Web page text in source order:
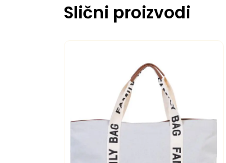
Slični proizvodi